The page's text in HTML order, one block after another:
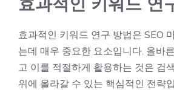
효과적인 키워드 연구 방법은 SEO
는데 매우 중요한 요소입니다. 올바
고 이를 적절하게 활용하는 것은 검
위에 올라갈 수 있는 핵심적인 전략